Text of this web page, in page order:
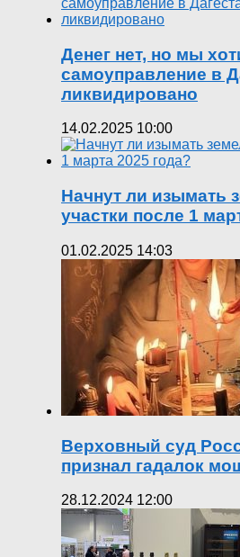
Денег нет, но мы
самоуправление в
ликвидировано
14.02.2025 10:00
Начнут ли изымать
участки после 1
01.02.2025 14:03
Верховный суд
признал гадалок
28.12.2024 12:00